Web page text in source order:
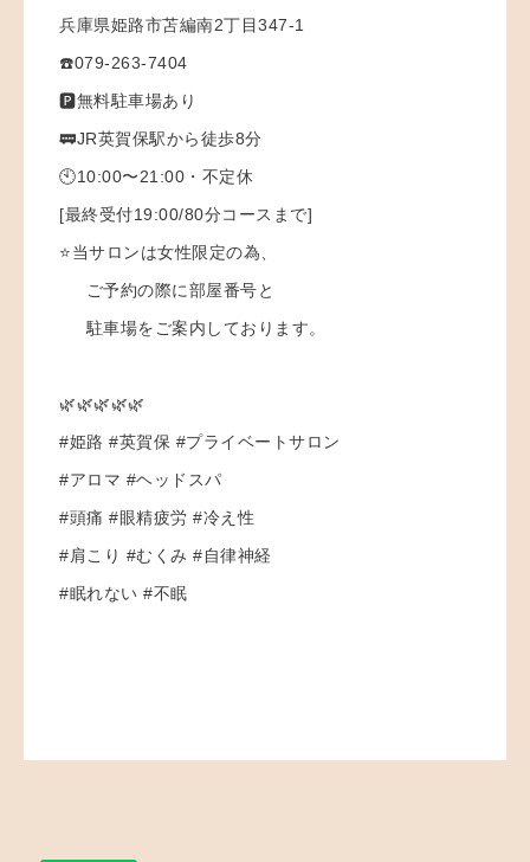
兵庫県姫路市苫編南2丁目347-1
☎️079-263-7404
🅿️無料駐車場あり
🚃JR英賀保駅から徒歩8分
🕙10:00〜21:00・不定休
[最終受付19:00/80分コースまで]
⭐️当サロンは女性限定の為、
ご予約の際に部屋番号と
駐車場をご案内しております。
🌿🌿🌿🌿🌿
#姫路 #英賀保 #プライベートサロン
#アロマ #ヘッドスパ
#頭痛 #眼精疲労 #冷え性
#肩こり #むくみ #自律神経
#眠れない #不眠